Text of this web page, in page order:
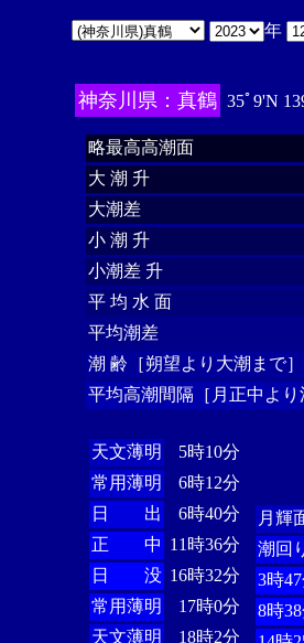
年
神奈川県：真鶴 35ﾟ9'N
略最高高潮面
大 潮 升
大潮差
小 潮 升
小潮差 升
平 均 水 面
平均潮差
潮 齢［朔望より大潮まで］
平均高潮間隔［月正中より
天文薄明
5時10分
常用薄明
6時12分
日 出
6時40分
正 中 11時36分
日 没 16時32分
常用薄明
17時0分
天文薄明
18時2分
月輝
潮回
3時
8時